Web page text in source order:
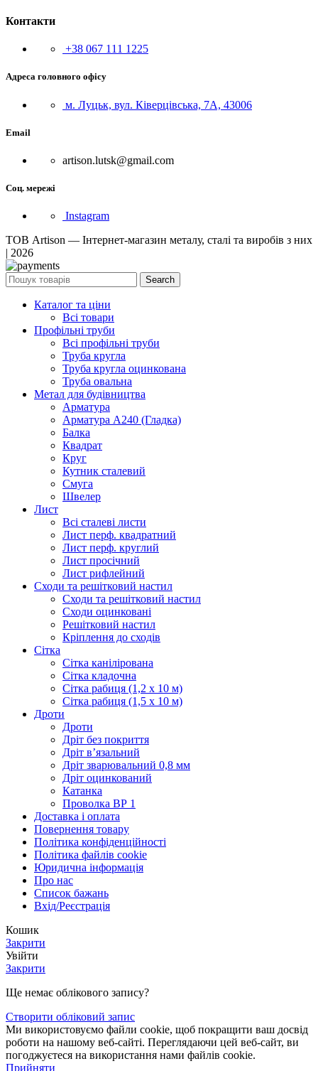
Контакти
+38 067 111 1225
Адреса головного офісу
м. Луцьк, вул. Ківерцівська, 7А, 43006
Email
artison.lutsk@gmail.com
Соц. мережі
Instagram
ТОВ Artison — Інтернет-магазин металу, сталі та виробів з них
| 2026
Search
Каталог та ціни
Всі товари
Профільні труби
Всі профільні труби
Труба кругла
Труба кругла оцинкована
Труба овальна
Метал для будівництва
Арматура
Арматура А240 (Гладка)
Балка
Квадрат
Круг
Кутник сталевий
Смуга
Швелер
Лист
Всі сталеві листи
Лист перф. квадратний
Лист перф. круглий
Лист просічний
Лист рифлейний
Сходи та решітковий настил
Сходи та решітковий настил
Сходи оцинковані
Решітковий настил
Кріплення до сходів
Сітка
Сітка канілірована
Сітка кладочна
Сітка рабиця (1,2 x 10 м)
Сітка рабиця (1,5 x 10 м)
Дроти
Дроти
Дріт без покриття
Дріт в’язальний
Дріт зварювальний 0,8 мм
Дріт оцинкований
Катанка
Проволка ВР 1
Доставка і оплата
Повернення товару
Політика конфіденційності
Політика файлів cookie
Юридична інформація
Про нас
Список бажань
Вхід/Реєстрація
Кошик
Закрити
Увійти
Закрити
Ще немає облікового запису?
Створити обліковий запис
Ми використовуємо файли cookie, щоб покращити ваш досвід
роботи на нашому веб-сайті. Переглядаючи цей веб-сайт, ви
погоджуєтеся на використання нами файлів cookie.
Прийняти